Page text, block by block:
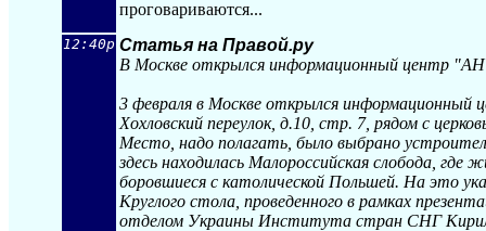
проговариваются...
12:40p Статья на Правой.ру
В Москве открылся информационный центр
3 февраля в Москве открылся
Хохловский переулок, д.10, стр. 7, рядом с
Место, надо полагать, было выбрано
здесь находилась Малороссийская слобода, где
боровшиеся с католической Польшей. На это
Круглого стола, проведенного в рамках
отделом Украины Института стран СНГ